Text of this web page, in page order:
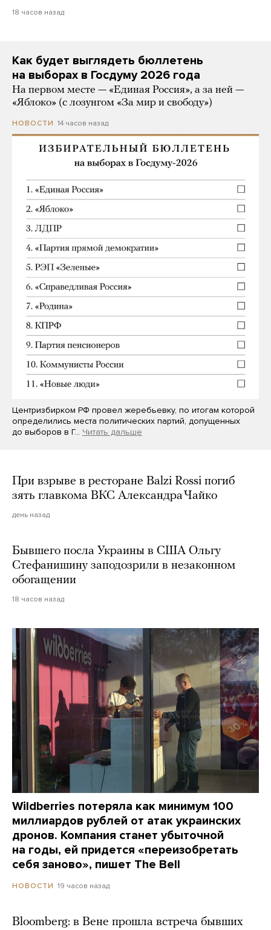
18 часов назад
Как будет выглядеть бюллетень
на выборах в Госдуму 2026 года
На первом месте — «Единая Россия», а за ней —
«Яблоко» (с лозунгом «За мир и свободу»)
НОВОСТИ 14 часов назад
Центризбирком РФ провел жеребьевку, по итогам которой
определились места политических партий, допущенных
до выборов в Г… Читать дальше
При взрыве в ресторане Balzi Rossi погиб
зять главкома ВКС Александра Чайко
день назад
Бывшего посла Украины в США Ольгу
Стефанишину заподозрили в незаконном
обогащении
18 часов назад
Wildberries потеряла как минимум 100
миллиардов рублей от атак украинских
дронов. Компания станет убыточной
на годы, ей придется «переизобретать
себя заново», пишет The Bell
НОВОСТИ 19 часов назад
Bloomberg: в Вене прошла встреча бывших